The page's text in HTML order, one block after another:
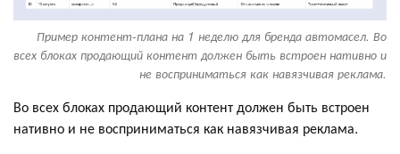
Пример контент-плана на 1 неделю для бренда автомасел. Во
всех блоках продающий контент должен быть встроен нативно и
не восприниматься как навязчивая реклама.
Во всех блоках продающий контент должен быть встроен
нативно и не восприниматься как навязчивая реклама.